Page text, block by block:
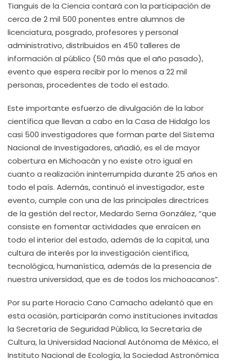
Tianguis de la Ciencia contará con la participación de
cerca de 2 mil 500 ponentes entre alumnos de
licenciatura, posgrado, profesores y personal
administrativo, distribuidos en 450 talleres de
información al público (50 más que el año pasado),
evento que espera recibir por lo menos a 22 mil
personas, procedentes de todo el estado.
Este importante esfuerzo de divulgación de la labor
científica que llevan a cabo en la Casa de Hidalgo los
casi 500 investigadores que forman parte del Sistema
Nacional de Investigadores, añadió, es el de mayor
cobertura en Michoacán y no existe otro igual en
cuanto a realización ininterrumpida durante 25 años en
todo el país. Además, continuó el investigador, este
evento, cumple con una de las principales directrices
de la gestión del rector, Medardo Serna González, “que
consiste en fomentar actividades que enraícen en
todo el interior del estado, además de la capital, una
cultura de interés por la investigación científica,
tecnológica, humanística, además de la presencia de
nuestra universidad, que es de todos los michoacanos”.
Por su parte Horacio Cano Camacho adelantó que en
esta ocasión, participarán como instituciones invitadas
la Secretaría de Seguridad Pública, la Secretaría de
Cultura, la Universidad Nacional Autónoma de México, el
Instituto Nacional de Ecología, la Sociedad Astronómica